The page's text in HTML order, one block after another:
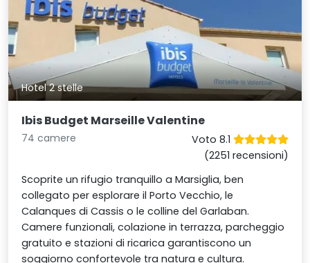
Hotel 2 stelle
Ibis Budget Marseille Valentine
74 camere
Voto 8.1
(2251 recensioni)
Scoprite un rifugio tranquillo a Marsiglia, ben
collegato per esplorare il Porto Vecchio, le
Calanques di Cassis o le colline del Garlaban.
Camere funzionali, colazione in terrazza, parcheggio
gratuito e stazioni di ricarica garantiscono un
soggiorno confortevole tra natura e cultura.